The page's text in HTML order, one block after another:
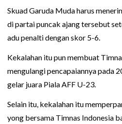
Skuad Garuda Muda harus
di partai puncak ajang tersebut
adu penalti dengan skor 5-6.
Kekalahan itu pun membuat
mengulangi pencapaiannya pada
gelar juara Piala AFF U-23.
Selain itu, kekalahan itu
yong bersama Timnas Indonesia